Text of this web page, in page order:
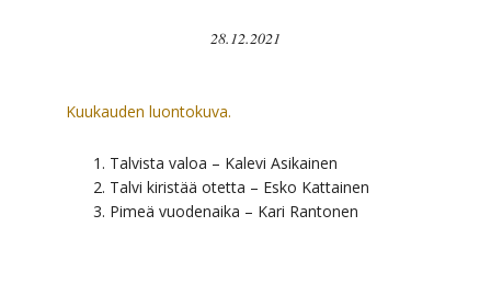
28.12.2021
Kuukauden luontokuva.
Talvista valoa – Kalevi Asikainen
Talvi kiristää otetta – Esko Kattainen
Pimeä vuodenaika – Kari Rantonen